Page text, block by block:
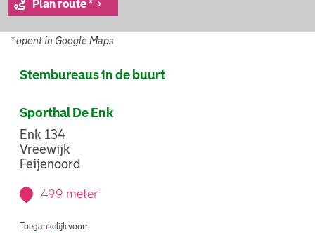
Plan route *
* opent in Google Maps
Stembureaus in de buurt
Sporthal De Enk
Enk 134
Vreewijk
Feijenoord
499 meter
Toegankelijk voor: